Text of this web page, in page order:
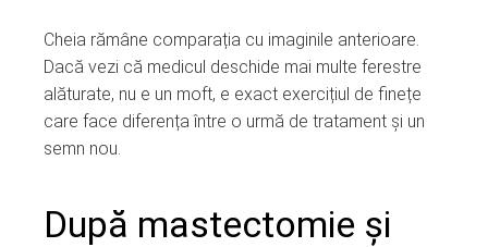
Cheia rămâne comparația cu imaginile anterioare.
Dacă vezi că medicul deschide mai multe ferestre
alăturate, nu e un moft, e exact exercițiul de finețe
care face diferența între o urmă de tratament și un
semn nou.
După mastectomie și